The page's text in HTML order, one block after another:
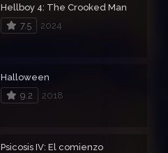
Hellboy 4: The Crooked Man
7.5
2024
Halloween
9.2
2018
Psicosis IV: El comienzo